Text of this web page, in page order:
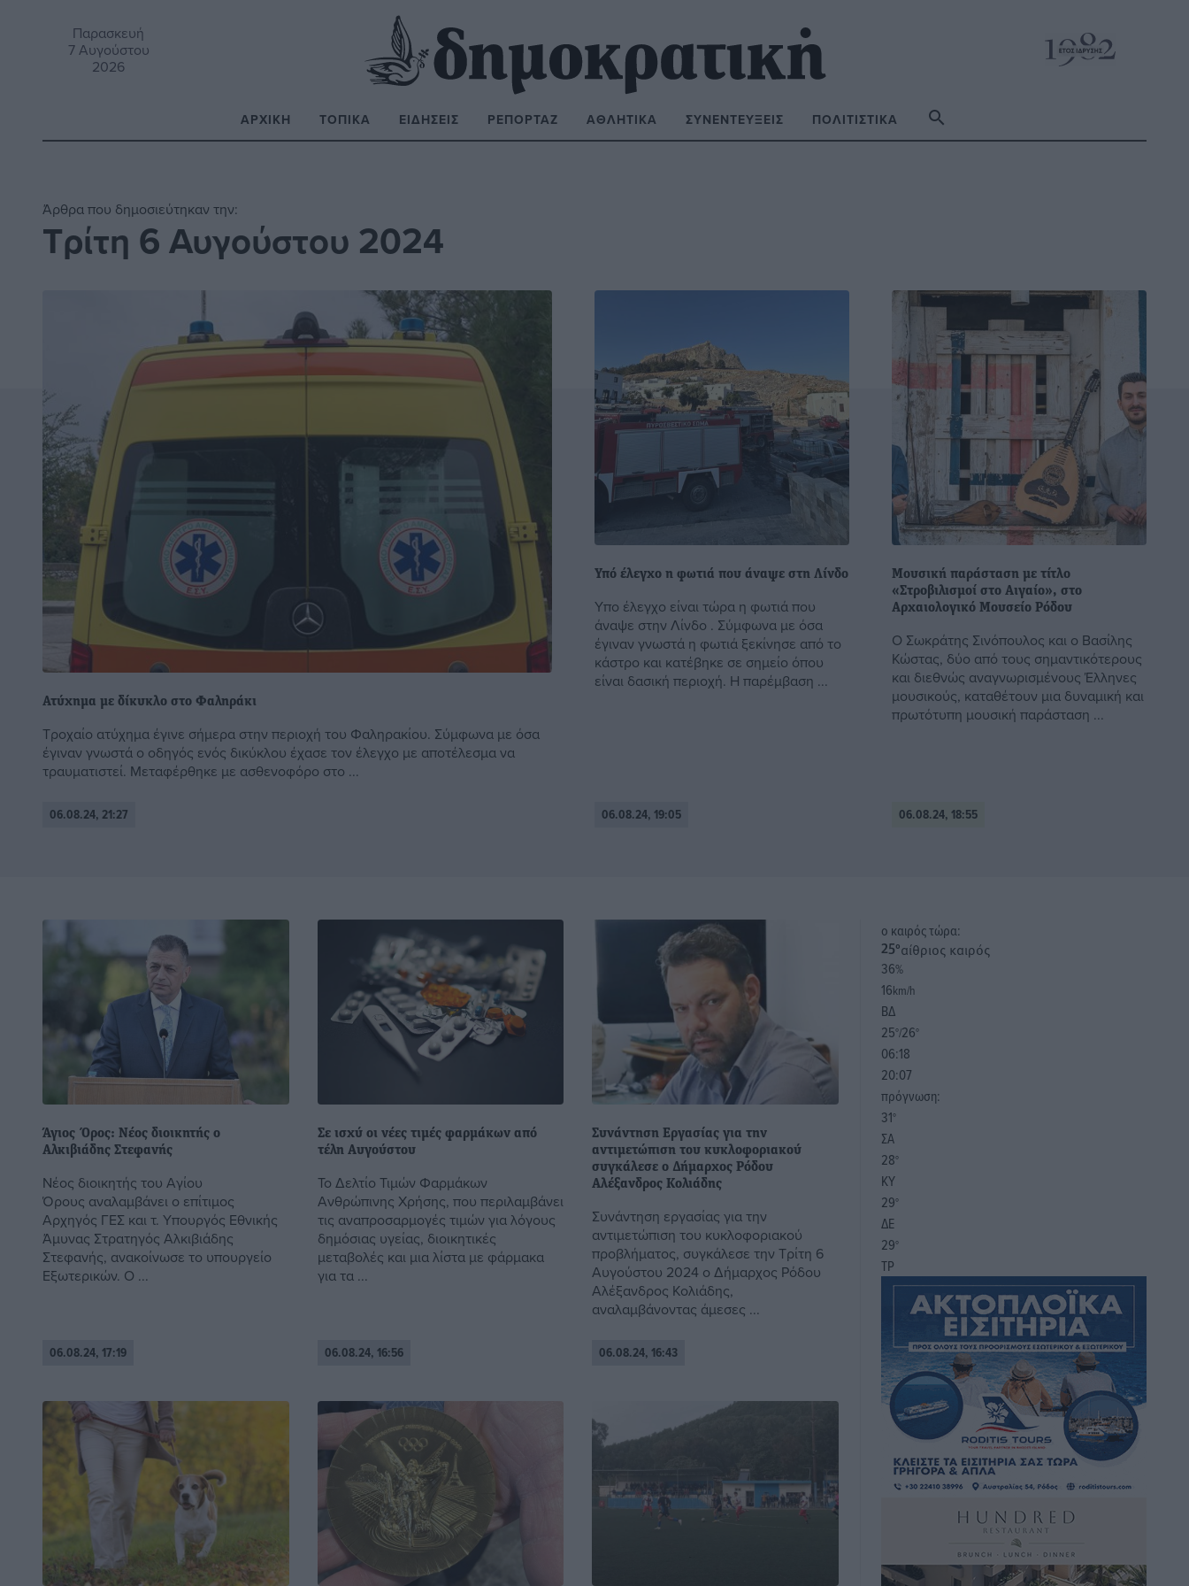
Παρασκευή
7 Αυγούστου
2026
ΑΡΧΙΚΉ ΤΟΠΙΚΆ ΕΙΔΉΣΕΙΣ ΡΕΠΟΡΤΆΖ ΑΘΛΗΤΙΚΆ ΣΥΝΕΝΤΕΎΞΕΙΣ ΠΟΛΙΤΙΣΤΙΚΆ
Άρθρα που δημοσιεύτηκαν την:
Τρίτη 6 Αυγούστου 2024
Ατύχημα με δίκυκλο στο Φαληράκι
Τροχαίο ατύχημα έγινε σήμερα στην περιοχή του Φαληρακίου. Σύμφωνα με όσα
έγιναν γνωστά ο οδηγός ενός δικύκλου έχασε τον έλεγχο με αποτέλεσμα να
τραυματιστεί. Μεταφέρθηκε με ασθενοφόρο στο ...
06.08.24, 21:27
Υπό έλεγχο η φωτιά που άναψε στη Λίνδο
Υπο έλεγχο είναι τώρα η φωτιά που
άναψε στην Λίνδο . Σύμφωνα με όσα
έγιναν γνωστά η φωτιά ξεκίνησε από το
κάστρο και κατέβηκε σε σημείο όπου
είναι δασική περιοχή. Η παρέμβαση ...
06.08.24, 19:05
Μουσική παράσταση με τίτλο
«Στροβιλισμοί στο Αιγαίο», στο
Αρχαιολογικό Μουσείο Ρόδου
O Σωκράτης Σινόπουλος και ο Βασίλης
Κώστας, δύο από τους σημαντικότερους
και διεθνώς αναγνωρισμένους Έλληνες
μουσικούς, καταθέτουν μια δυναμική και
πρωτότυπη μουσική παράσταση ...
06.08.24, 18:55
Άγιος Όρος: Νέος διοικητής ο
Αλκιβιάδης Στεφανής
Νέος διοικητής του Αγίου
Όρους αναλαμβάνει ο επίτιμος
Αρχηγός ΓΕΣ και τ. Υπουργός Εθνικής
Άμυνας Στρατηγός Αλκιβιάδης
Στεφανής, ανακοίνωσε το υπουργείο
Εξωτερικών. Ο ...
06.08.24, 17:19
Σε ισχύ οι νέες τιμές φαρμάκων από
τέλη Αυγούστου
Το Δελτίο Τιμών Φαρμάκων
Ανθρώπινης Χρήσης, που περιλαμβάνει
τις αναπροσαρμογές τιμών για λόγους
δημόσιας υγείας, διοικητικές
μεταβολές και μια λίστα με φάρμακα
για τα ...
06.08.24, 16:56
Συνάντηση Εργασίας για την
αντιμετώπιση του κυκλοφοριακού
συγκάλεσε ο Δήμαρχος Ρόδου
Αλέξανδρος Κολιάδης
Συνάντηση εργασίας για την
αντιμετώπιση του κυκλοφοριακού
προβλήματος, συγκάλεσε την Τρίτη 6
Αυγούστου 2024 ο Δήμαρχος Ρόδου
Αλέξανδρος Κολιάδης,
αναλαμβάνοντας άμεσες ...
06.08.24, 16:43
o καιρός τώρα:
25°αίθριος καιρός
36%
16km/h
ΒΔ
25°/26°
06:18
20:07
πρόγνωση:
31°
ΣΑ
28°
ΚΥ
29°
ΔΕ
29°
ΤΡ